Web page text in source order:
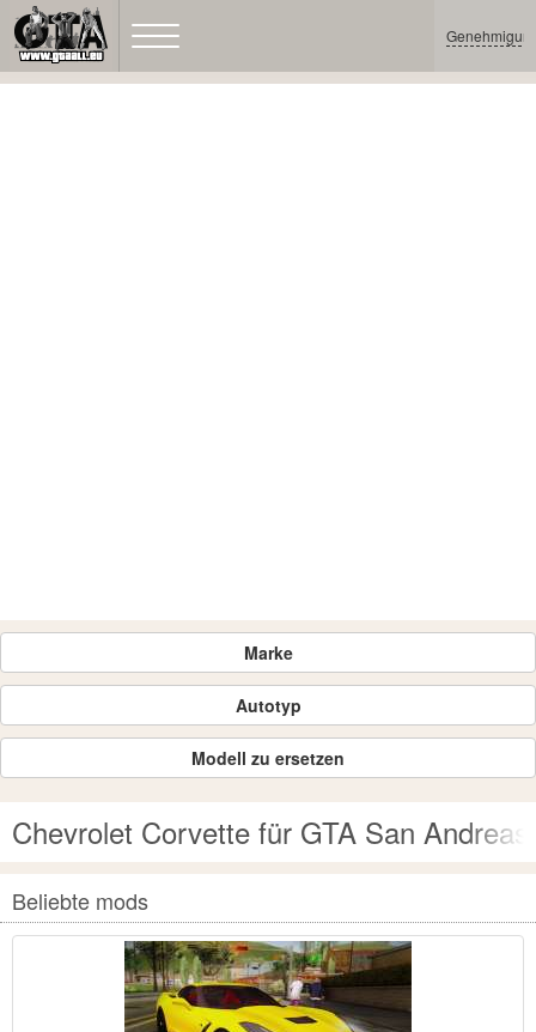
Marke
Autotyp
Modell zu ersetzen
Chevrolet Corvette für GTA San Andreas
Beliebte mods